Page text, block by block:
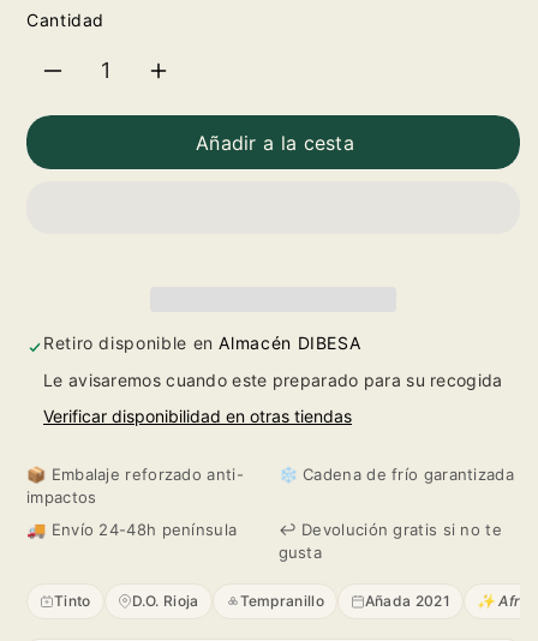
Cantidad
Cuzcurrita
2021
cantidad
Cuzcurrita
2021
Añadir a la cesta
Retiro disponible enAlmacén DIBESA
Le avisaremos cuando este preparado para su recogida
Verificar disponibilidad en otras tiendas
📦 Embalaje reforzado anti-
impactos
❄️ Cadena de frío garantizada
🚚 Envío 24-48h península
↩️ Devolución gratis si no te
gusta
Tinto D.O. Rioja Tempranillo Añada 2021 ✨